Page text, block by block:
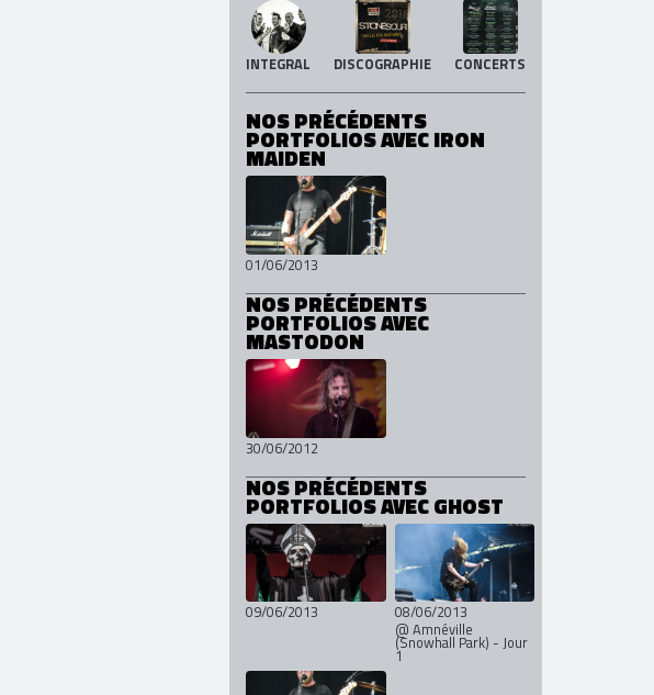
INTEGRAL DISCOGRAPHIE CONCERTS
NOS PRÉCÉDENTS
PORTFOLIOS AVEC IRON
MAIDEN
01/06/2013
NOS PRÉCÉDENTS
PORTFOLIOS AVEC
MASTODON
30/06/2012
NOS PRÉCÉDENTS
PORTFOLIOS AVEC GHOST
09/06/2013
08/06/2013
@ Amnéville
(Snowhall Park) - Jour
1